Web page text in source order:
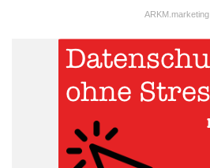
ARKM.marketing